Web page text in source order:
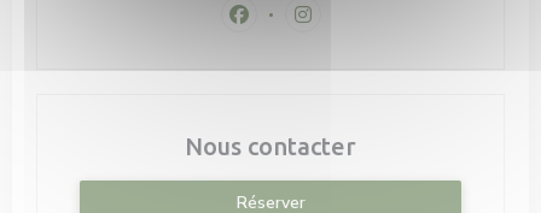
Facebook ((ouvre une nouvelle
Instagram ((ouvre une
Nous contacter
Réserver